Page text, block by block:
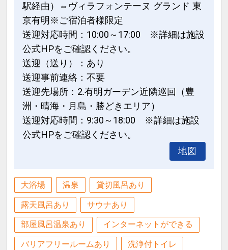
駅経由）⇔ヴィラフォンテーヌ グランド 東
京有明※ご宿泊者様限定
送迎対応時間：10:00～17:00 ※詳細は施設
公式HPをご確認ください。
送迎（送り）：あり
送迎事前連絡：不要
送迎先場所：2.有明ガーデン近隣巡回（豊
洲・晴海・月島・勝どきエリア）
送迎対応時間：9:30～18:00 ※詳細は施設
公式HPをご確認ください。
地図
大浴場 温泉 貸切風呂あり
露天風呂あり サウナあり
部屋風呂温泉あり インターネットができる
バリアフリールームあり 洗浄付トイレ